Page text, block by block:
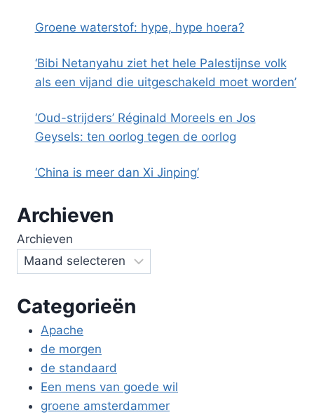
Groene waterstof: hype, hype hoera?
‘Bibi Netanyahu ziet het hele Palestijnse volk
als een vijand die uitgeschakeld moet worden’
‘Oud-strijders’ Réginald Moreels en Jos
Geysels: ten oorlog tegen de oorlog
‘China is meer dan Xi Jinping’
Archieven
Archieven
Categorieën
Apache
de morgen
de standaard
Een mens van goede wil
groene amsterdammer